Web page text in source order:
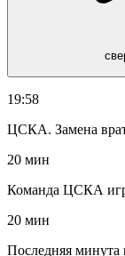
19:58
ЦСКА. Замена
20 мин
Команда ЦСКА
20 мин
Последняя минута